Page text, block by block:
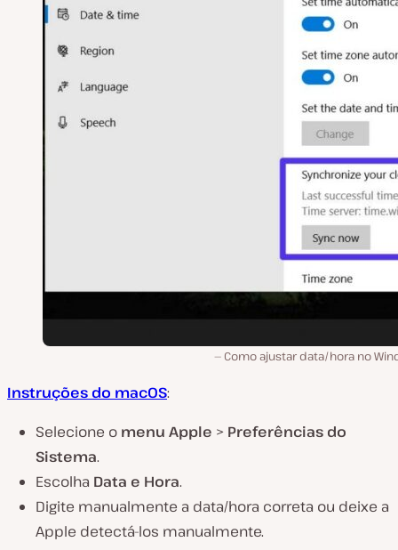
Como ajustar data/hora no
Instruções do macOS:
Selecione o menu Apple > Preferências do
Sistema.
Escolha Data e Hora.
Digite manualmente a data/hora correta ou deixe a
Apple detectá-los manualmente.